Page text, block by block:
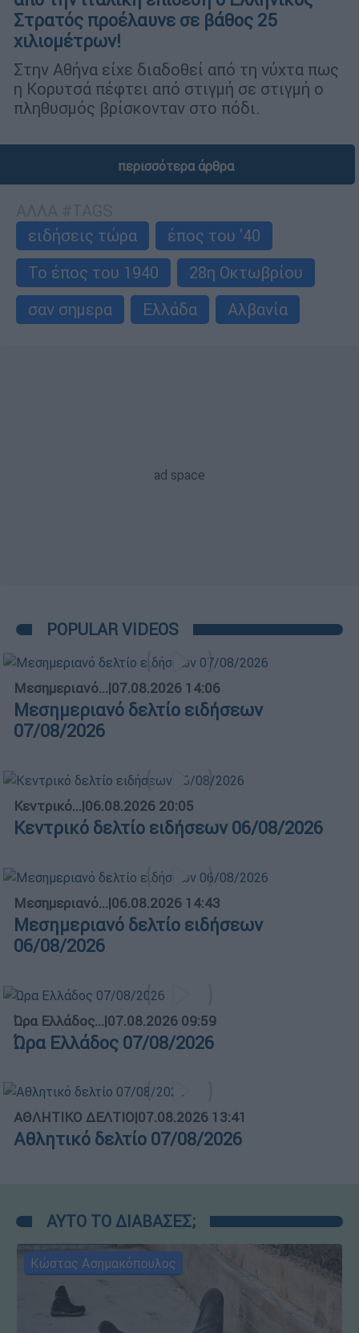
Στρατός προέλαυνε σε βάθος 25
χιλιομέτρων!
Στην Αθήνα είχε διαδοθεί από τη νύχτα πως
η Κορυτσά πέφτει από στιγμή σε στιγμή ο
πληθυσμός βρίσκονταν στο πόδι.
περισσότερα άρθρα
ειδήσεις τώρα
έπος του '40
Το έπος του 1940
28η Οκτωβρίου
σαν σημερα
Ελλάδα Αλβανία
POPULAR VIDEOS
Μεσημεριανό...|07.08.2026 14:06
Μεσημεριανό δελτίο ειδήσεων
07/08/2026
Κεντρικό...|06.08.2026 20:05
Κεντρικό δελτίο ειδήσεων 06/08/2026
Μεσημεριανό...|06.08.2026 14:43
Μεσημεριανό δελτίο ειδήσεων
06/08/2026
Ώρα Ελλάδος...|07.08.2026 09:59
Ώρα Ελλάδος 07/08/2026
ΑΘΛΗΤΙΚΟ ΔΕΛΤΙΟ|07.08.2026 13:41
Αθλητικό δελτίο 07/08/2026
ΑΥΤΟ ΤΟ ΔΙΑΒΑΣΕΣ;
Κώστας Ασημακόπουλος